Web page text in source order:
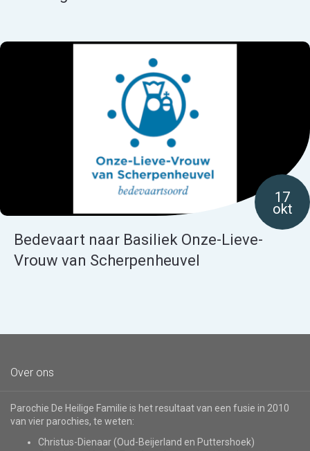
17
okt
Bedevaart naar Basiliek Onze-Lieve-
Vrouw van Scherpenheuvel
Over ons
Parochie De Heilige Familie is het resultaat van een fusie in 2010
van vier parochies, te weten:
Christus-Dienaar (Oud-Beijerland en Puttershoek)